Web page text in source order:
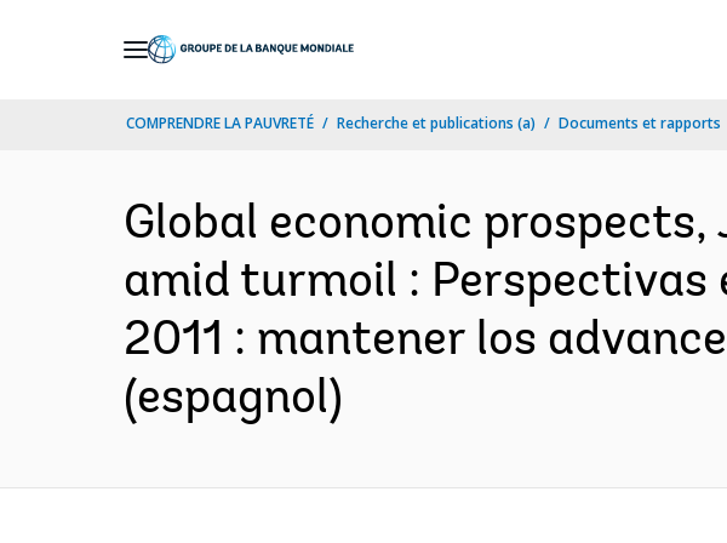
COMPRENDRE LA PAUVRETÉ Recherche et publications (a) Documents et rapports
Global economic
amid turmoil : Perspectivas
2011 : mantener los
(espagnol)